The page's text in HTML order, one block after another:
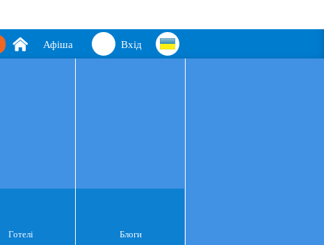
Вхід
Афіша
Готелі Блоги